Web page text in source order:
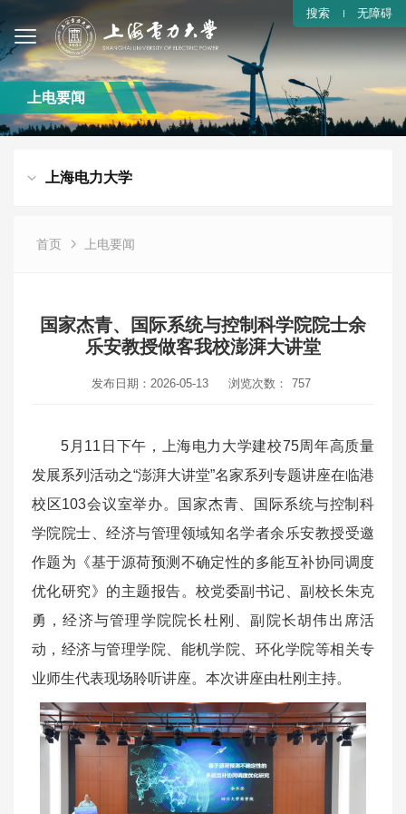
无障碍
搜索
上电要闻
上海电力大学
首页 上电要闻
国家杰青、国际系统与控制科学院院士余
乐安教授做客我校澎湃大讲堂
发布日期：2026-05-13 浏览次数： 757
5月11日下午，上海电力大学建校75周年高质量
发展系列活动之“澎湃大讲堂”名家系列专题讲座在临港
校区103会议室举办。国家杰青、国际系统与控制科
学院院士、经济与管理领域知名学者余乐安教授受邀
作题为《基于源荷预测不确定性的多能互补协同调度
优化研究》的主题报告。校党委副书记、副校长朱克
勇，经济与管理学院院长杜刚、副院长胡伟出席活
动，经济与管理学院、能机学院、环化学院等相关专
业师生代表现场聆听讲座。本次讲座由杜刚主持。